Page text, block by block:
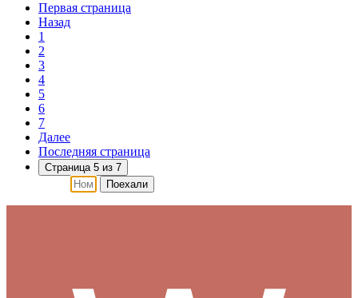
Первая страница
Назад
1
2
3
4
5
6
7
Далее
Последняя страница
Страница 5 из 7
Поехали